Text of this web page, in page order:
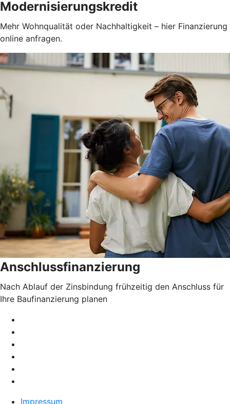
Modernisierungskredit
Mehr Wohnqualität oder Nachhaltigkeit – hier Finanzierung
online anfragen.
Anschlussfinanzierung
Nach Ablauf der Zinsbindung frühzeitig den Anschluss für
Ihre Baufinanzierung planen
Impressum